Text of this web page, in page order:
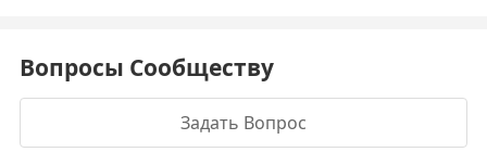
Вопросы Сообществу
Задать Вопрос